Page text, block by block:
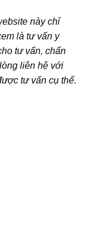
này chỉ
là tư vấn y
tư vấn, chẩn
liên hệ với
tư vấn cụ thể.